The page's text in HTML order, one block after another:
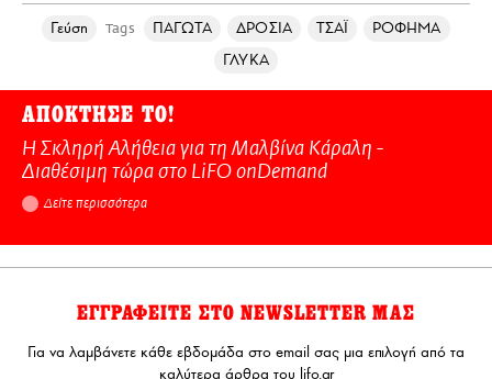
Γεύση Tags ΠΑΓΩΤΑ ΔΡΟΣΙΑ ΤΣΑΪ
ΡΟΦΗΜΑ
ΓΛΥΚΑ
ΑΠΟΚΤΗΣΕ ΤΟ!
Η Σκληρή Αλήθεια για τη Μαλβίνα Κάραλη -
Διαθέσιμη τώρα στo LiFO onDemand
Δείτε περισσότερα
ΕΓΓΡΑΦΕΙΤΕ ΣΤΟ NEWSLETTER ΜΑΣ
Για να λαμβάνετε κάθε εβδομάδα στο email σας μια επιλογή από τα
καλύτερα άρθρα του lifo.gr